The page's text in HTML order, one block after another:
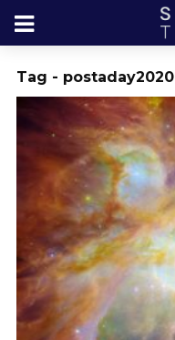
Tag - postaday2020